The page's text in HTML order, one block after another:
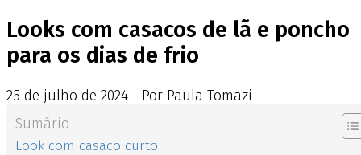
Looks com casacos de lã e poncho
para os dias de frio
25 de julho de 2024 - Por Paula Tomazi
Sumário
Look com casaco curto